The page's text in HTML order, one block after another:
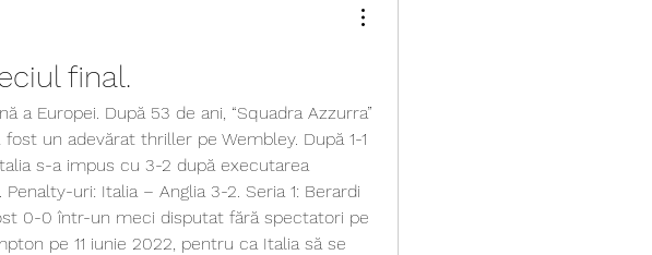
final.
a Europei. După 53 de ani, “Squadra Azzurra”
un adevărat thriller pe Wembley. După 1-1
s-a impus cu 3-2 după executarea
uri: Italia – Anglia 3-2. Seria 1: Berardi
0-0 într-un meci disputat fără spectatori pe
pe 11 iunie 2022, pentru ca Italia să se